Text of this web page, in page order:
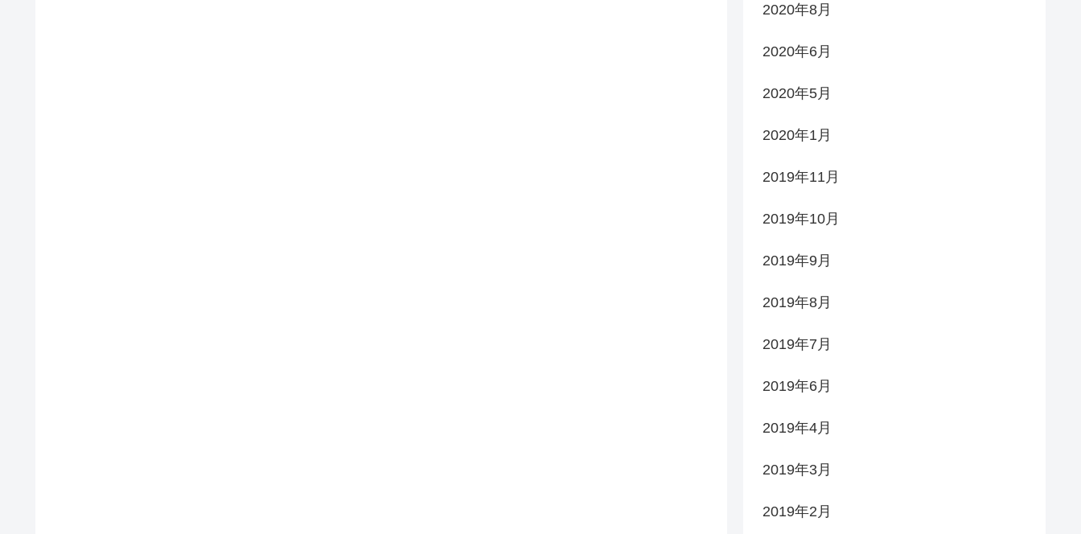
2020年8月
2020年6月
2020年5月
2020年1月
2019年11月
2019年10月
2019年9月
2019年8月
2019年7月
2019年6月
2019年4月
2019年3月
2019年2月